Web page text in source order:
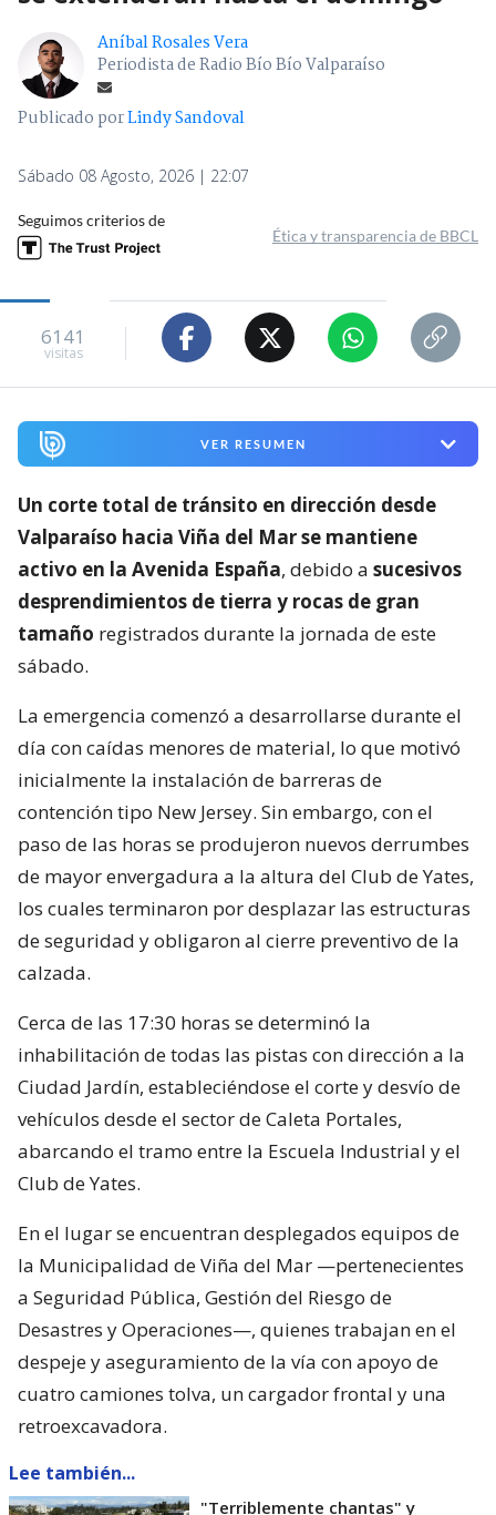
Aníbal Rosales Vera
Periodista de Radio Bío Bío Valparaíso
Publicado porLindy Sandoval
Sábado 08 Agosto, 2026 | 22:07
Seguimos criterios de
Ética y transparencia de BBCL
6141
visitas
VER RESUMEN
Un corte total de tránsito en dirección desde
Valparaíso hacia Viña del Mar se mantiene
activo en la Avenida España, debido a sucesivos
desprendimientos de tierra y rocas de gran
tamaño registrados durante la jornada de este
sábado.
La emergencia comenzó a desarrollarse durante el
día con caídas menores de material, lo que motivó
inicialmente la instalación de barreras de
contención tipo New Jersey. Sin embargo, con el
paso de las horas se produjeron nuevos derrumbes
de mayor envergadura a la altura del Club de Yates,
los cuales terminaron por desplazar las estructuras
de seguridad y obligaron al cierre preventivo de la
calzada.
Cerca de las 17:30 horas se determinó la
inhabilitación de todas las pistas con dirección a la
Ciudad Jardín, estableciéndose el corte y desvío de
vehículos desde el sector de Caleta Portales,
abarcando el tramo entre la Escuela Industrial y el
Club de Yates.
En el lugar se encuentran desplegados equipos de
la Municipalidad de Viña del Mar —pertenecientes
a Seguridad Pública, Gestión del Riesgo de
Desastres y Operaciones—, quienes trabajan en el
despeje y aseguramiento de la vía con apoyo de
cuatro camiones tolva, un cargador frontal y una
retroexcavadora.
Lee también...
"Terriblemente chantas" y